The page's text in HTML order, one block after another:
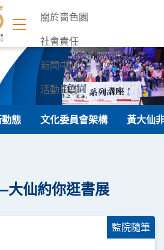
關於嗇色園
社會責任
新聞中心
活動日誌
聯絡我們
態 文化委員會架構 黃大仙
仙約你逛書展
監院隨筆